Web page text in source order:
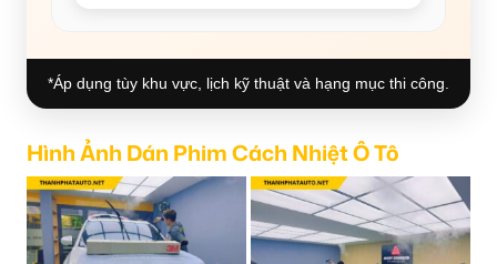
*Áp dụng tùy khu vực, lịch kỹ thuật và hạng mục thi công.
Hình Ảnh Dán Phim Cách Nhiệt Ô Tô